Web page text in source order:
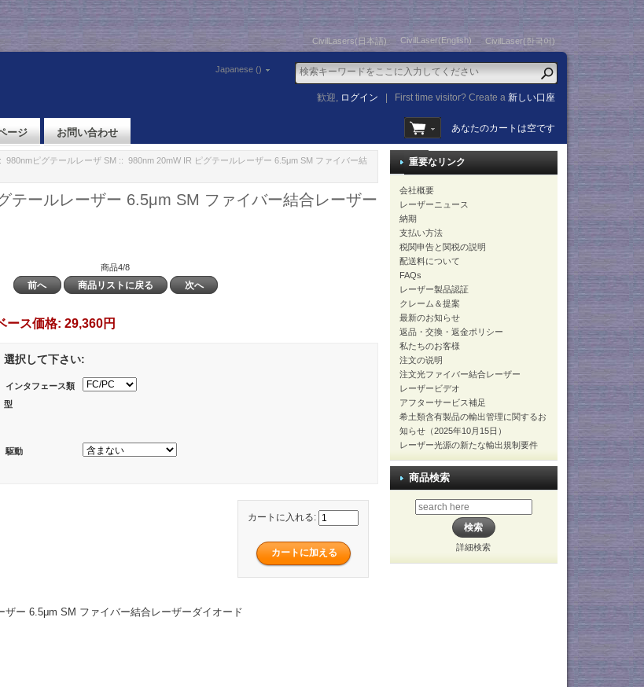
CivilLasers(日本語) CivilLaser(English) CivilLaser(한국어)
Japanese ()
歓迎, ログイン First time visitor? Create a新しい口座
ージ お問い合わせ あなたのカートは空です
980nmピグテールレーザ SM :: 980nm 20mW IR ピグテールレーザー 6.5μm SM ファイバー結
テールレーザー 6.5μm SM ファイバー結合レーザー
商品4/8
前へ 商品リストに戻る 次へ
ース価格: 29,360円
選択して下さい:
インタフェース類
型
駆動
カートに入れる:
ザー 6.5μm SM ファイバー結合レーザーダイオード
重要なリンク
会社概要
レーザーニュース
納期
支払い方法
税関申告と関税の説明
配送料について
FAQs
レーザー製品認証
クレーム＆提案
最新のお知らせ
返品・交換・返金ポリシー
私たちのお客様
注文の说明
注文光ファイバー結合レーザー
レーザービデオ
アフターサービス補足
希土類含有製品の輸出管理に関するお
知らせ（2025年10月15日）
レーザー光源の新たな輸出規制要件
商品検索
詳細検索